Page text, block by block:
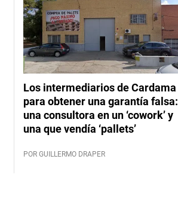
Los intermediarios de Cardama
para obtener una garantía falsa:
una consultora en un ‘cowork’ y
una que vendía ‘pallets’
POR GUILLERMO DRAPER